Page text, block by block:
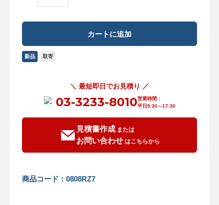
新品 取寄
＼ 最短即日でお見積り ／
03-3233-8010営業時間：
平日9:30～17:30
見積書作成または
お問い合わせはこちらから
商品コード：0808RZ7